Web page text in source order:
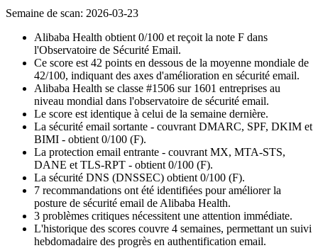
Semaine de scan: 2026-03-23
Alibaba Health obtient 0/100 et reçoit la note F dans
l'Observatoire de Sécurité Email.
Ce score est 42 points en dessous de la moyenne mondiale de
42/100, indiquant des axes d'amélioration en sécurité email.
Alibaba Health se classe #1506 sur 1601 entreprises au
niveau mondial dans l'observatoire de sécurité email.
Le score est identique à celui de la semaine dernière.
La sécurité email sortante - couvrant DMARC, SPF, DKIM et
BIMI - obtient 0/100 (F).
La protection email entrante - couvrant MX, MTA-STS,
DANE et TLS-RPT - obtient 0/100 (F).
La sécurité DNS (DNSSEC) obtient 0/100 (F).
7 recommandations ont été identifiées pour améliorer la
posture de sécurité email de Alibaba Health.
3 problèmes critiques nécessitent une attention immédiate.
L'historique des scores couvre 4 semaines, permettant un suivi
hebdomadaire des progrès en authentification email.